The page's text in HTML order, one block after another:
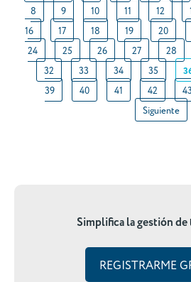
8
9 10 11 12
16
17 18 19 20
24
25 26 27 28
32
33 34 35
39
40 41 42 43
Siguiente
Simplifica la gestión
REGISTRARME